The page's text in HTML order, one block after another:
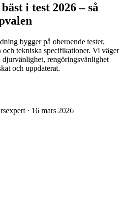
i test 2026 – så
bygger på oberoende tester,
och tekniska specifikationer. Vi väger
rengöringsvänlighet
och uppdaterat.
· 16 mars 2026